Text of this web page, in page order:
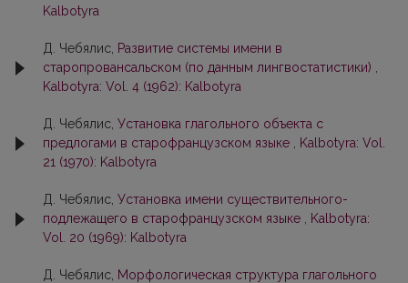
Kalbotyra
Д. Чебялис, Развитие системы имени в
старопровансальском (по данным лингвостатистики)
Kalbotyra: Vol. 4 (1962): Kalbotyra
Д. Чебялис, Установка глагольного объекта с
предлогами в старофранцузском языке
Kalbotyra: Vol.
21 (1970): Kalbotyra
Д. Чебялис, Установка имени существительного-
подлежащего в старофранцузском языке
Kalbotyra:
Vol. 20 (1969): Kalbotyra
Д. Чебялис, Морфологическая структура глагольного